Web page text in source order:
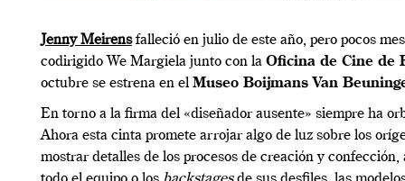
Jenny Meirensfalleció en julio de este año, pero pocos
codirigido We Margiela junto con la Oficina de Cine de
octubre se estrena en el Museo Boijmans Van
En torno a la firma del «diseñador ausente» siempre ha
Ahora esta cinta promete arrojar algo de luz sobre los
mostrar detalles de los procesos de creación y confección,